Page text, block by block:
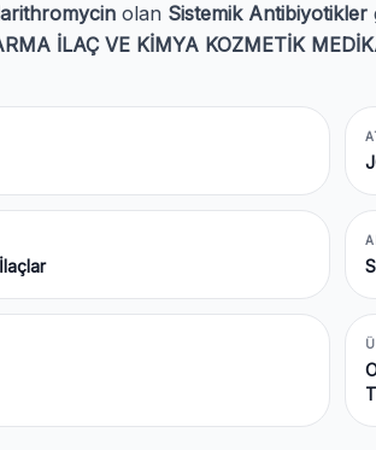
olan Sistemik Antibiyotikler
İLAÇ VE KİMYA KOZMETİK